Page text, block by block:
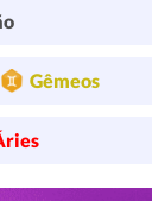
Gêmeos